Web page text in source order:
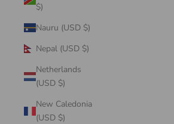
$)
Nauru (USD $)
Nepal (USD $)
Netherlands
(USD $)
New Caledonia
(USD $)